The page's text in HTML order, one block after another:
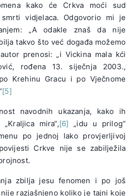
kako će Crkva moći sud
vidjelaca. Odgovorio mi je
„A odakle znaš da nije
takvo što već događa možemo
prenosi: „i Vickina mala kći
rođena 13. siječnja 2003.,
Krehinu Gracu i po Vječnome
[5]
navodnih ukazanja, kako ih
mira“,[6] „idu u prilog“
po jednoj lako provjerljivoj
Crkve nije se zabilježila
zbilja jesu fenomen i po još
razjašnjeno koliko je tajni koje